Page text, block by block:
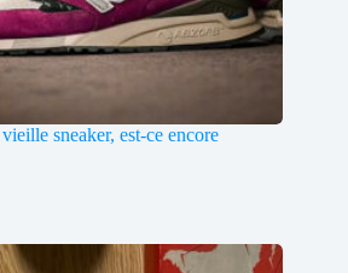
sneaker, est-ce encore